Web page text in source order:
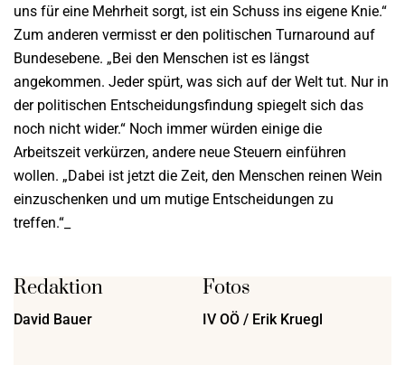
uns für eine Mehrheit sorgt, ist ein Schuss ins eigene Knie.“
Zum anderen vermisst er den politischen Turnaround auf
Bundesebene. „Bei den Menschen ist es längst
angekommen. Jeder spürt, was sich auf der Welt tut. Nur in
der politischen Entscheidungsfindung spiegelt sich das
noch nicht wider.“ Noch immer würden einige die
Arbeitszeit verkürzen, andere neue Steuern einführen
wollen. „Dabei ist jetzt die Zeit, den Menschen reinen Wein
einzuschenken und um mutige Entscheidungen zu
treffen.“_
Redaktion
David Bauer
Fotos
IV OÖ / Erik Kruegl